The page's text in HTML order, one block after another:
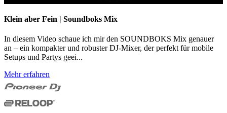
Klein aber Fein | Soundboks Mix
In diesem Video schaue ich mir den SOUNDBOKS Mix genauer
an – ein kompakter und robuster DJ-Mixer, der perfekt für mobile
Setups und Partys geei...
Mehr erfahren